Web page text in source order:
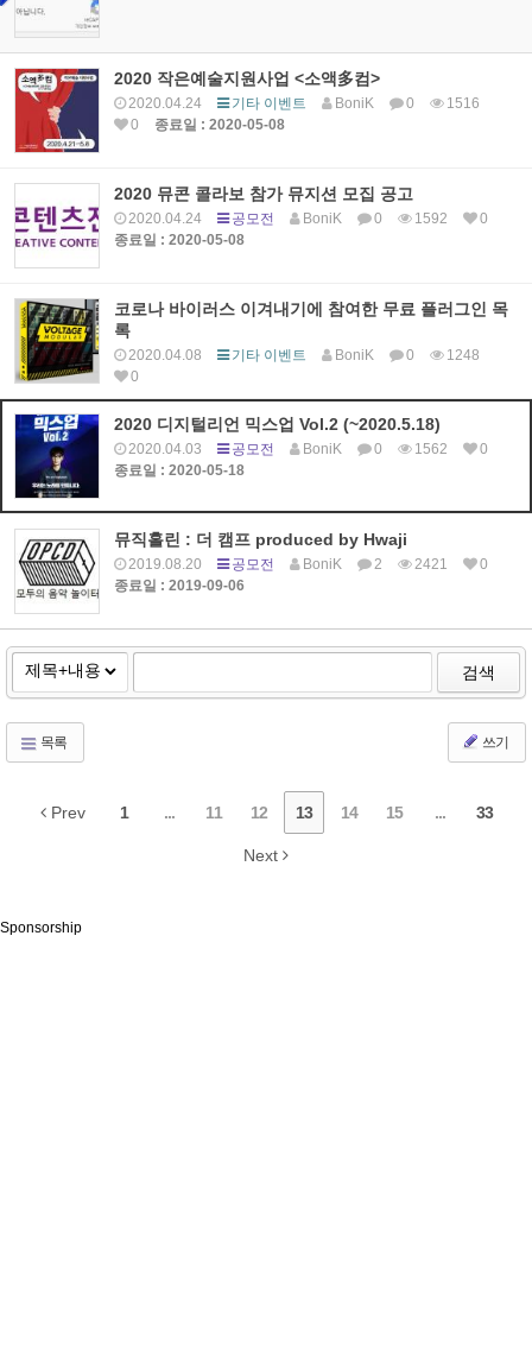
2020 작은예술지원사업 <소액多컴>
2020.04.24 기타 이벤트 BoniK 0
1516
0
종료일 : 2020-05-08
2020 뮤콘 콜라보 참가 뮤지션 모집 공고
2020.04.24 공모전 BoniK 0 1592
0
종료일 : 2020-05-08
코로나 바이러스 이겨내기에 참여한 무료 플러그인 목
록
2020.04.08 기타 이벤트 BoniK 0
1248
0
2020 디지털리언 믹스업 Vol.2 (~2020.5.18)
2020.04.03 공모전 BoniK 0 1562
0
종료일 : 2020-05-18
뮤직홀린 : 더 캠프 produced by Hwaji
2019.08.20 공모전 BoniK 2 2421
0
종료일 : 2019-09-06
검색
목록 쓰기
Prev 1 ... 11 12 13 14 15 ... 33
Next
Sponsorship